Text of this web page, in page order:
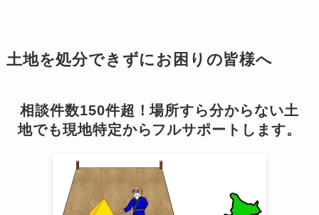
土地を処分できずにお困りの皆様へ
相談件数150件超！場所すら分からない土
地でも現地特定からフルサポートします。